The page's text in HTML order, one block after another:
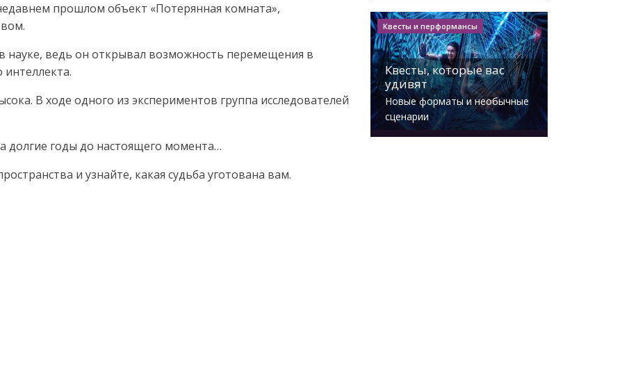
прошлом объект «Потерянная комната»,
науке, ведь он открывал возможность перемещения в
В ходе одного из экспериментов группа исследователей
долгие годы до настоящего момента…
и узнайте, какая судьба уготована вам.
Квесты и перформансы
Квесты, которые вас
удивят
Новые форматы и необычные
сценарии